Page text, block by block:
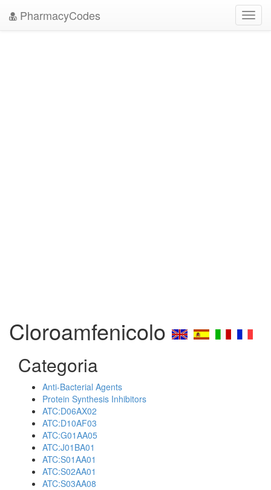
PharmacyCodes
Cloroamfenicolo
Categoria
Anti-Bacterial Agents
Protein Synthesis Inhibitors
ATC:D06AX02
ATC:D10AF03
ATC:G01AA05
ATC:J01BA01
ATC:S01AA01
ATC:S02AA01
ATC:S03AA08